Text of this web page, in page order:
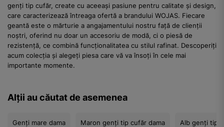
genți tip cufăr, create cu aceeași pasiune pentru calitate și design,
care caracterizează întreaga ofertă a brandului WOJAS. Fiecare
geantă este o mărturie a angajamentului nostru față de clienții
noștri, oferind nu doar un accesoriu de modă, ci o piesă de
rezistență, ce combină funcționalitatea cu stilul rafinat. Descoperiți
acum colecția și alegeți piesa care vă va însoți în cele mai
importante momente.
Alții au căutat de asemenea
Genți mare dama Maron genți tip cufăr dama Alb genți tip